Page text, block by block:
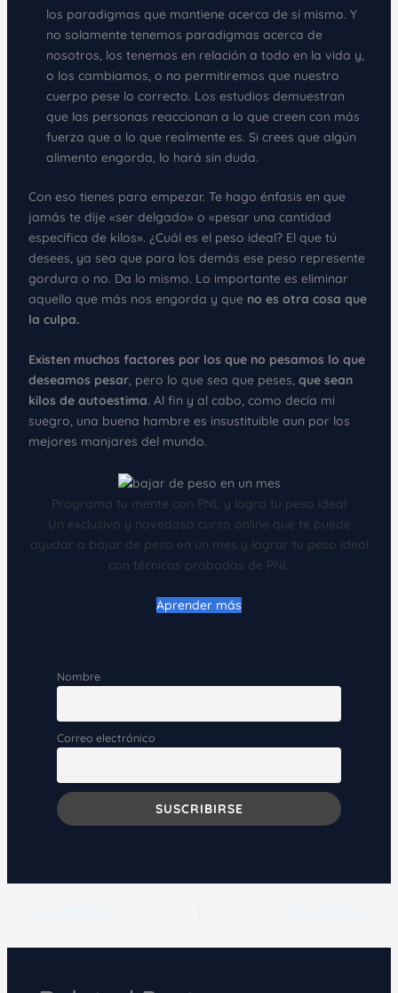
los paradigmas que mantiene acerca de sí mismo. Y
no solamente tenemos paradigmas acerca de
nosotros, los tenemos en relación a todo en la vida y,
o los cambiamos, o no permitiremos que nuestro
cuerpo pese lo correcto. Los estudios demuestran
que las personas reaccionan a lo que creen con más
fuerza que a lo que realmente es. Si crees que algún
alimento engorda, lo hará sin duda.
Con eso tienes para empezar. Te hago énfasis en que
jamás te dije «ser delgado» o «pesar una cantidad
específica de kilos». ¿Cuál es el peso ideal? El que tú
desees, ya sea que para los demás ese peso represente
gordura o no. Da lo mismo. Lo importante es eliminar
aquello que más nos engorda y que no es otra cosa que
la culpa.
Existen muchos factores por los que no pesamos lo que
deseamos pesar, pero lo que sea que peses, que sean
kilos de autoestima. Al fin y al cabo, como decía mi
suegro, una buena hambre es insustituible aun por los
mejores manjares del mundo.
Programa tu mente con PNL y logra tu peso ideal
Un exclusivo y novedoso curso online que te puede
ayudar a bajar de peso en un mes y lograr tu peso ideal
con técnicas probadas de PNL
Aprender más
Nombre
Correo electrónico